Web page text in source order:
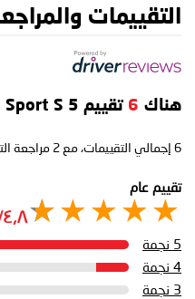
التقييمات
هناك 6 تقييم Michelin Pilot Sport S 5
6 إجمالي التقييمات، مع 2 مراجعة
تقييم عام
٤٫٨/5
5 نجمة
4 نجمة
3 نجمة